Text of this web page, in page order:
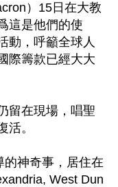
）15日在大教
這是他們的使
動，呼籲全球人
際籌款已經大大
留在現場，唱聖
活。
神奇事，居住在
West Dun